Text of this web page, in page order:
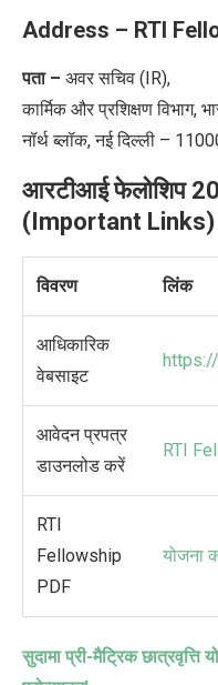
Address – RTI
पता – अवर सचिव (IR),
कार्मिक और प्रशिक्षण विभाग,
नॉर्थ ब्लॉक, नई दिल्ली –
आरटीआई फेलोशिप
(Important Links)
विवरण लिंक
आधिकारिक
वेबसाइट
आवेदन प्रपत्र
डाउनलोड करें
RTI
RTI
Fellowship
PDF
योजना
सुदामा प्री-मैट्रिक छात्रवृत्ति